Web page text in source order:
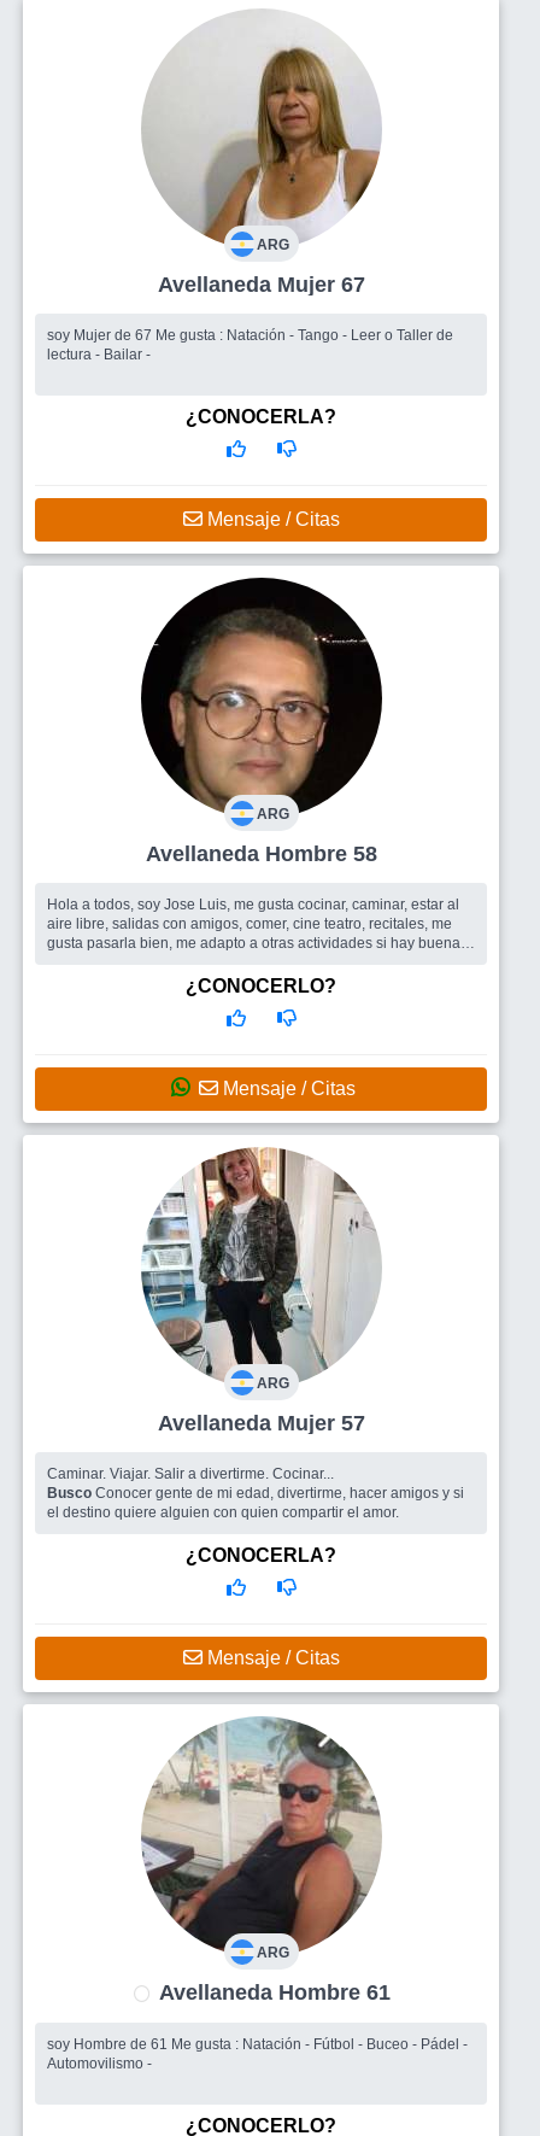
ARG
Avellaneda Mujer 67
soy Mujer de 67 Me gusta : Natación - Tango - Leer o Taller de
lectura - Bailar -
¿CONOCERLA?
Mensaje / Citas
ARG
Avellaneda Hombre 58
Hola a todos, soy Jose Luis, me gusta cocinar, caminar, estar al
aire libre, salidas con amigos, comer, cine teatro, recitales, me
gusta pasarla bien, me adapto a otras actividades si hay buena
Encontrar una mujer con buena onda con quien compartir
salidas y ademas hacer amigos
¿CONOCERLO?
Mensaje / Citas
ARG
Avellaneda Mujer 57
Caminar. Viajar. Salir a divertirme. Cocinar...
Busco Conocer gente de mi edad, divertirme, hacer amigos y si
el destino quiere alguien con quien compartir el amor.
¿CONOCERLA?
Mensaje / Citas
ARG
Avellaneda Hombre 61
soy Hombre de 61 Me gusta : Natación - Fútbol - Buceo - Pádel -
Automovilismo -
¿CONOCERLO?